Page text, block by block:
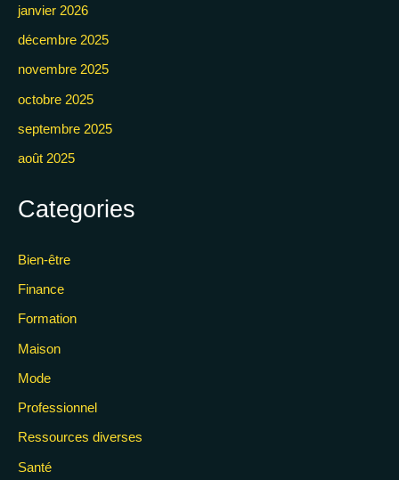
janvier 2026
décembre 2025
novembre 2025
octobre 2025
septembre 2025
août 2025
Categories
Bien-être
Finance
Formation
Maison
Mode
Professionnel
Ressources diverses
Santé